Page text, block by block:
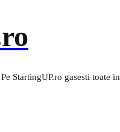
StartingUP.ro gasesti toate